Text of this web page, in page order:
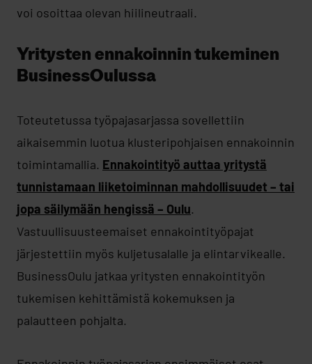
voi osoittaa olevan hiilineutraali.
Yritysten ennakoinnin tukeminen
BusinessOulussa
Toteutetussa työpajasarjassa sovellettiin
aikaisemmin luotua klusteripohjaisen ennakoinnin
toimintamallia. Ennakointityö auttaa yritystä
tunnistamaan liiketoiminnan mahdollisuudet – tai
jopa säilymään hengissä – Oulu.
Vastuullisuusteemaiset ennakointityöpajat
järjestettiin myös kuljetusalalle ja elintarvikealle.
BusinessOulu jatkaa yritysten ennakointityön
tukemisen kehittämistä kokemuksen ja
palautteen pohjalta.